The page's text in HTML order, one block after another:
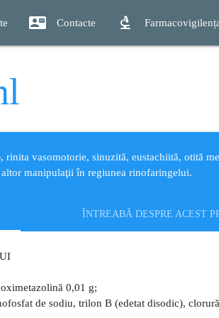
contact_mail Contacte biotech
rinita vasomotorie, sinuzită, eustachiită, otită
manipulaţii în regiunea rinofaringelui.
ÎNTREABĂ DESPRE ACEST
0,01 g;
de sodiu, trilon B (edetat disodic),